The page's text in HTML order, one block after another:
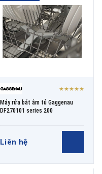
★★★★★
Máy rửa bát âm tủ Gaggenau
DF270101 series 200
Liên hệ